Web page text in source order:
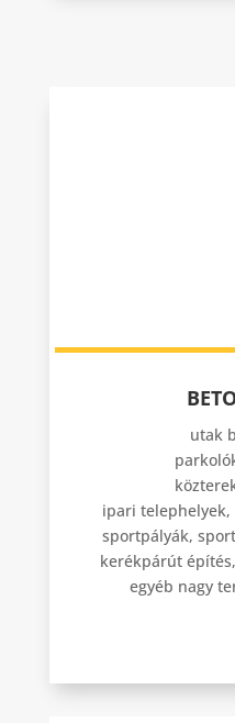
utak
ipari
sportpályák,
kerékpárút
egyéb nagy